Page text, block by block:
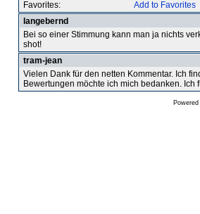
Favorites:
Add to Favorites
langebernd
Bei so einer Stimmung kann man ja nichts
shot!
tram-jean
Vielen Dank für den netten Kommentar. Ich
Bewertungen möchte ich mich bedanken. Ich